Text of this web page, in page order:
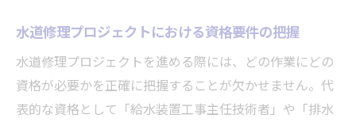
水道修理プロジェクトにおける資格要件の把握
水道修理プロジェクトを進める際には、どの作業にどの
資格が必要かを正確に把握することが欠かせません。代
表的な資格として「給水装置工事主任技術者」や「排水